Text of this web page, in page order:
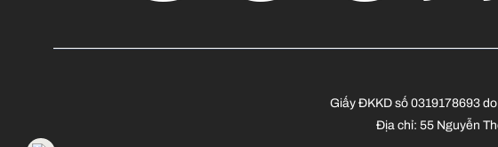
Giấy ĐKKD số 0319178693
Địa chỉ: 55 Nguyễn